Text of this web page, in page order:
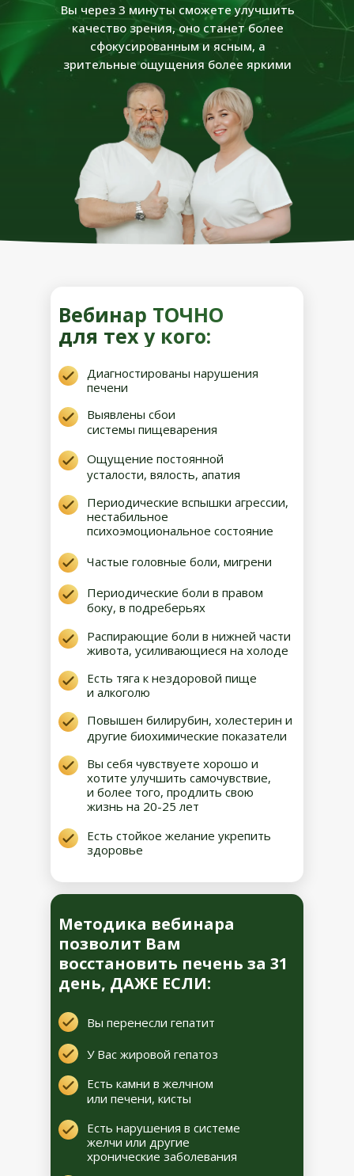
Вы через 3 минуты сможете улучшить
качество зрения, оно станет более
сфокусированным и ясным, а
зрительные ощущения более яркими
Вебинар ТОЧНО
для тех у кого:
Выявлены сбои
системы пищеварения
Ощущение постоянной
усталости, вялость, апатия
Частые головные боли, мигрени
Периодические боли в правом
боку, в подреберьях
Распирающие боли в нижней части
живота, усиливающиеся на холоде
Есть тяга к нездоровой пище
и алкоголю
Повышен билирубин, холестерин и
другие биохимические показатели
Вы себя чувствуете хорошо и
хотите улучшить самочувствие,
и более того, продлить свою
жизнь на 20-25 лет
Периодические вспышки агрессии,
нестабильное
психоэмоциональное состояние
Есть стойкое желание укрепить
здоровье
Методика вебинара
позволит Вам
восстановить печень за 31
день, ДАЖЕ ЕСЛИ:
Вы перенесли гепатит
У Вас жировой гепатоз
Есть камни в желчном
или печени, кисты
Есть нарушения в системе
желчи или другие
хронические заболевания
Диагностированы нарушения
печени